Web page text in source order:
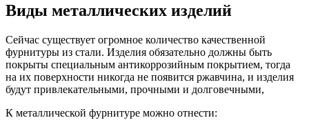
Виды металлических изделий
Сейчас существует огромное количество качественной
фурнитуры из стали. Изделия обязательно должны быть
покрыты специальным антикоррозийным покрытием, тогда
на их поверхности никогда не появится ржавчина, и изделия
будут привлекательными, прочными и долговечными,
К металлической фурнитуре можно отнести: